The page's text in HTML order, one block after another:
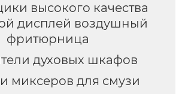
высокого качества
дисплей воздушный
фритюрница
духовых шкафов
миксеров для смузи